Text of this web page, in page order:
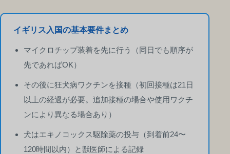
イギリス入国の基本要件まとめ
マイクロチップ装着を先に行う（同日でも順序が
先であればOK）
その後に狂犬病ワクチンを接種（初回接種は21日
以上の経過が必要。追加接種の場合や使用ワクチ
ンにより異なる場合あり）
犬はエキノコックス駆除薬の投与（到着前24〜
120時間以内）と獣医師による記録